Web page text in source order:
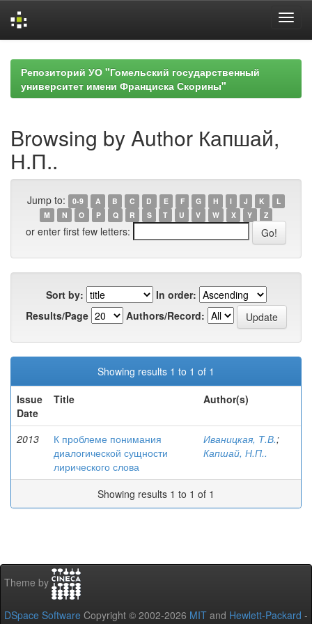
navigationРепозиторий УО "Гомельский государственный
университет имени Франциска Скорины"
Browsing by Author Капшай,
Н.П..
Jump to: 0-9 A B C D E F G H I J K
L
M
N O P Q R S T U V W X Y Z
or enter first few letters:
Sort by:
In order:
Results/Page
Authors/Record:
Showing results 1 to 1 of 1
Issue
Date
Title Author(s)
2013
К проблеме понимания
диалогической сущности
лирического слова
Иваницкая, Т.В.;
Капшай, Н.П..
Showing results 1 to 1 of 1
Theme by
DSpace Software Copyright © 2002-2026 MIT and Hewlett-Packard -